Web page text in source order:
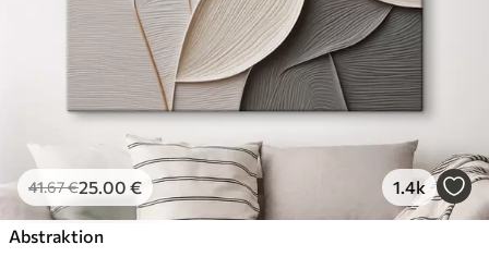
41.67€25.00 € 1.4k
Abstraktion